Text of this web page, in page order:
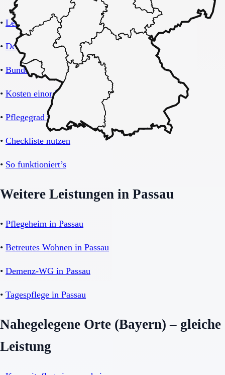
• Leistungsübersicht Kurzzeitpflege
• Deutschland-Übersicht
• Bundesland Bayern
• Kosten einordnen
• Pflegegrad verstehen
• Checkliste nutzen
• So funktioniert’s
Weitere Leistungen in Passau
• Pflegeheim in Passau
• Betreutes Wohnen in Passau
• Demenz-WG in Passau
• Tagespflege in Passau
Nahegelegene Orte (Bayern) – gleiche
Leistung